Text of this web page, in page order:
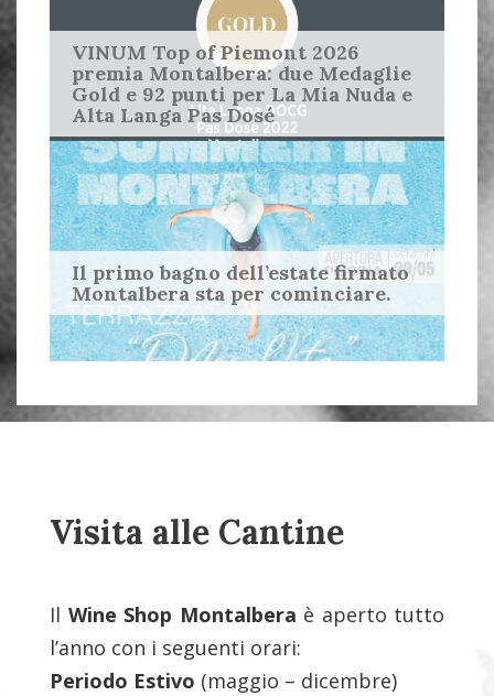
VINUM Top of Piemont 2026
premia Montalbera: due Medaglie
Gold e 92 punti per La Mia Nuda e
Alta Langa Pas Dosé
Il primo bagno dell’estate firmato
Montalbera sta per cominciare.
Visita alle Cantine
Il Wine Shop Montalbera è aperto tutto
l’anno con i seguenti orari:
Periodo Estivo (maggio – dicembre)